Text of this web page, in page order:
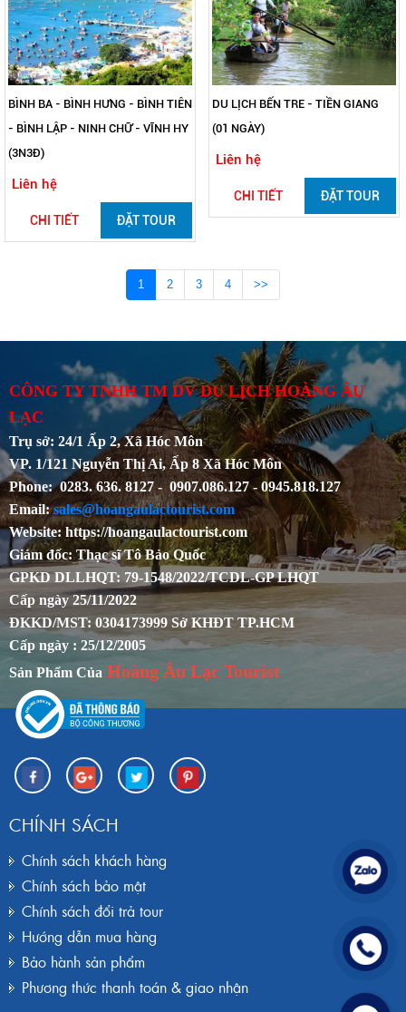
BÌNH BA - BÌNH HƯNG - BÌNH TIÊN
- BÌNH LẬP - NINH CHỮ - VĨNH HY
(3N3Đ)
Liên hệ
CHI TIẾT ĐẶT TOUR
DU LỊCH BẾN TRE - TIỀN GIANG
(01 NGÀY)
Liên hệ
CHI TIẾT ĐẶT TOUR
1 2 3 4 >>
CÔNG TY TNHH TM DV DU LỊCH HOÀNG ÂU
LẠC
Trụ sở: 24/1 Ấp 2, Xã Hóc Môn
VP. 1/121 Nguyễn Thị Ai, Ấp 8 Xã Hóc Môn
Phone: 0283. 636. 8127 - 0907.086.127 - 0945.818.127
Email:sales@hoangaulactourist.com
Website: https://hoangaulactourist.com
Giám đốc: Thạc sĩ Tô Bảo Quốc
GPKD DLLHQT: 79-1548/2022/TCDL-GP LHQT
Cấp ngày 25/11/2022
ĐKKD/MST: 0304173999 Sở KHĐT TP.HCM
Cấp ngày : 25/12/2005
Sản Phẩm Của Hoàng Âu Lạc Tourist
CHÍNH SÁCH
Chính sách khách hàng
Chính sách bảo mật
Chính sách đổi trả tour
Hướng dẫn mua hàng
Bảo hành sản phẩm
Phương thức thanh toán & giao nhận